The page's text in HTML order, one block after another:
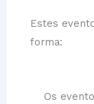
Estes
forma:
Os